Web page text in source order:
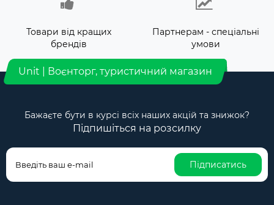
Товари від кращих
брендів
Партнерам - спеціальні
умови
Unit | Воєнторг, туристичний магазин
Бажаєте бути в курсі всіх наших акцій та знижок?
Підпишіться на розсилку
Підписатись